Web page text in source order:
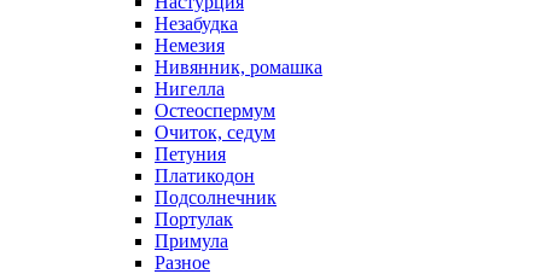
Незабудка
Немезия
Нивянник, ромашка
Нигелла
Остеоспермум
Очиток, седум
Петуния
Платикодон
Подсолнечник
Портулак
Примула
Разное